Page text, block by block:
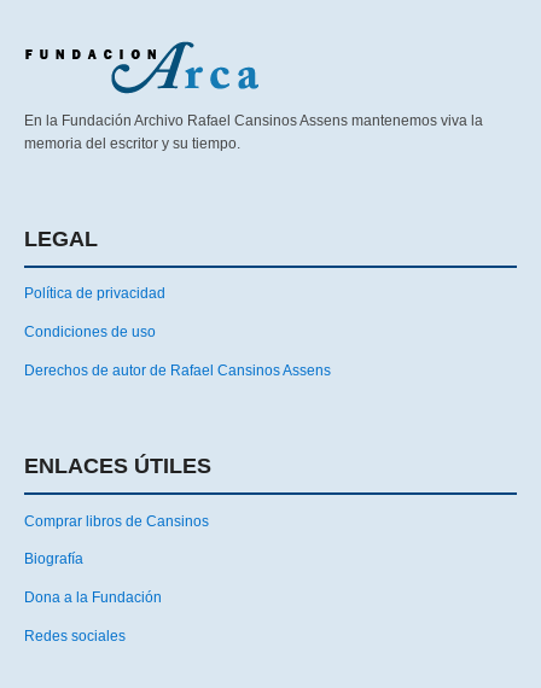
En la Fundación Archivo Rafael Cansinos Assens mantenemos viva la
memoria del escritor y su tiempo.
LEGAL
Política de privacidad
Condiciones de uso
Derechos de autor de Rafael Cansinos Assens
ENLACES ÚTILES
Comprar libros de Cansinos
Biografía
Dona a la Fundación
Redes sociales